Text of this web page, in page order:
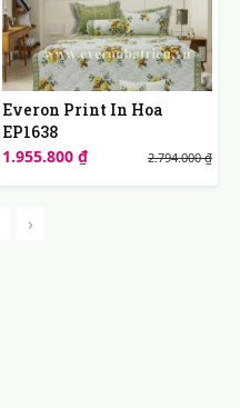
Everon Print In Hoa
EP1638
2.794.000 ₫
1.955.800 ₫
›